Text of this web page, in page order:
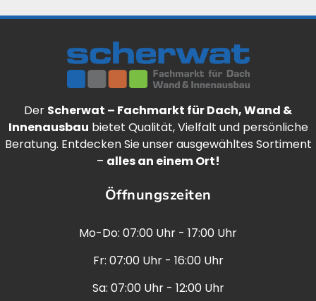
Der Scherwat – Fachmarkt für Dach, Wand &
Innenausbau bietet Qualität, Vielfalt und persönliche
Beratung. Entdecken Sie unser ausgewähltes Sortiment
– alles an einem Ort!
Öffnungszeiten
Mo-Do: 07:00 Uhr - 17:00 Uhr
Fr: 07:00 Uhr - 16:00 Uhr
Sa: 07:00 Uhr - 12:00 Uhr